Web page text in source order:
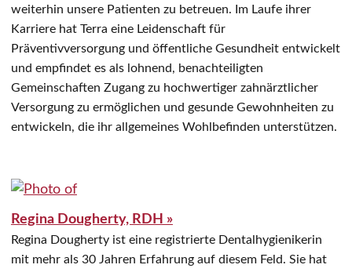
weiterhin unsere Patienten zu betreuen. Im Laufe ihrer
Karriere hat Terra eine Leidenschaft für
Präventivversorgung und öffentliche Gesundheit entwickelt
und empfindet es als lohnend, benachteiligten
Gemeinschaften Zugang zu hochwertiger zahnärztlicher
Versorgung zu ermöglichen und gesunde Gewohnheiten zu
entwickeln, die ihr allgemeines Wohlbefinden unterstützen.
Regina Dougherty, RDH »
Regina Dougherty ist eine registrierte Dentalhygienikerin
mit mehr als 30 Jahren Erfahrung auf diesem Feld. Sie hat